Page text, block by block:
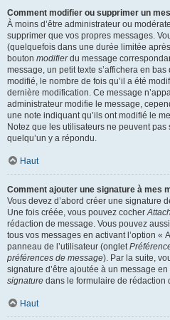
Comment modifier ou supprimer un
À moins d’être administrateur ou
supprimer que vos propres messages.
(quelquefois dans une durée limitée
bouton modifierdu message
message, un petit texte s’affichera en
modifié, le nombre de fois qu’il a été
dernière modification. Ce message
administrateur modifie le message,
une note indiquant qu’ils ont modifié le
Notez que les utilisateurs ne peuvent
quelqu’un y a répondu.
Haut
Comment ajouter une signature à mes
Vous devez d’abord créer une signature
Une fois créée, vous pouvez cocher
rédaction de message. Vous pouvez
tous vos messages en activant l’option «
panneau de l’utilisateur (onglet
préférences de message). Par la suite,
signature d’être ajoutée à un message
signature dans le formulaire de rédaction
Haut